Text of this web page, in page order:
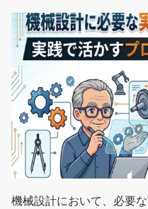
機械設計において、必要